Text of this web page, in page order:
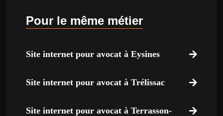
Pour le même métier
Site internet pour avocat à Eysines
Site internet pour avocat à Trélissac
Site internet pour avocat à Terrasson-